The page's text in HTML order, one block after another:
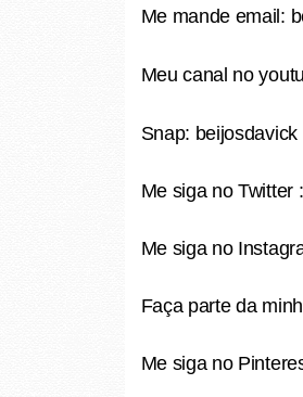
Me mande email:
Meu canal no
Snap: beijosdavick
Me siga no Twitter :
Me siga no
Faça parte da
Me siga no